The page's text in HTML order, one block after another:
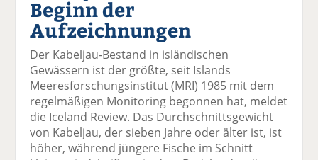
F
ac
e
b
o
o
k
n k
e
di
n
te
ai
l
v
er
Beginn der
Aufzeichnungen
Der Kabeljau-Bestand in isländischen
Gewässern ist der größte, seit Islands
Meeresforschungsinstitut (MRI) 1985 mit dem
regelmäßigen Monitoring begonnen hat, meldet
die Iceland Review. Das Durchschnittsgewicht
von Kabeljau, der sieben Jahre oder älter ist, ist
höher, während jüngere Fische im Schnitt